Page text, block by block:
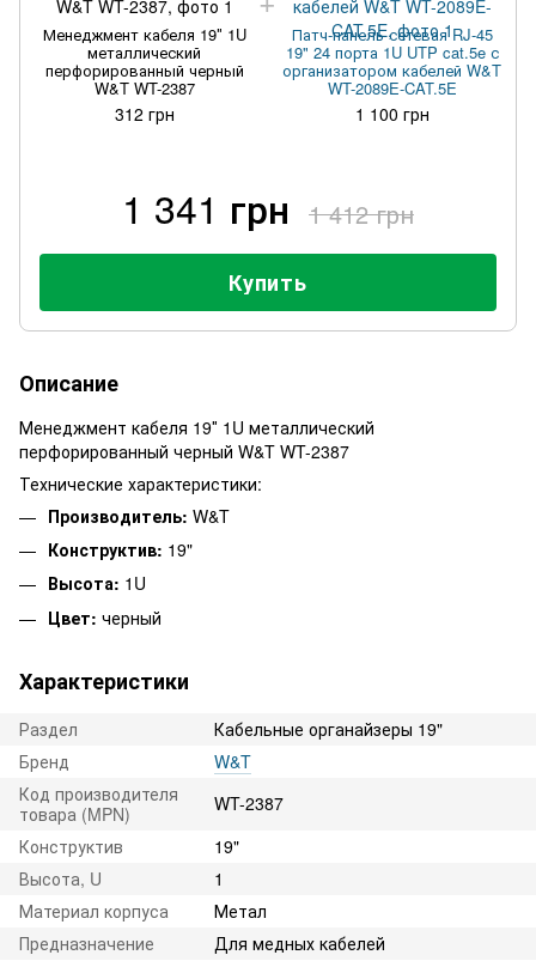
Менеджмент кабеля 19″ 1U
металлический
перфорированный черный
W&T WT-2387
312 грн
Патч-панель сетевая RJ-45
19" 24 порта 1U UTP cat.5e с
организатором кабелей W&T
WT-2089E-CAT.5E
1 100 грн
1 341 грн 1 412 грн
Купить
Описание
Менеджмент кабеля 19″ 1U металлический
перфорированный черный W&T WT-2387
Технические характеристики:
Производитель: W&T
Конструктив: 19"
Высота: 1U
Цвет: черный
Характеристики
Раздел
Кабельные органайзеры 19"
Бренд
W&T
Код производителя
товара (MPN)
WT-2387
Конструктив
19"
Высота, U
1
Материал корпуса
Метал
Предназначение
Для медных кабелей